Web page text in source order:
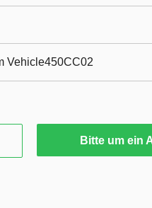
Vehicle450CC02
Bitte um ein